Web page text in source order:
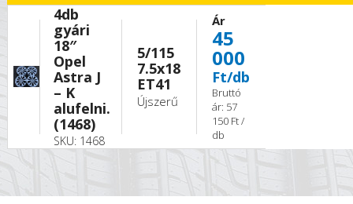
4db
gyári
18″
Opel
Astra J
– K
alufelni.
(1468)
SKU: 1468
5/115
7.5x18
ET41
Újszerű
Ár
45
000
Ft/db
Bruttó
ár: 57
150 Ft /
db